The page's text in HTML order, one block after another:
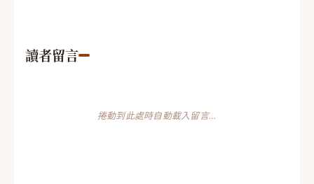
讀者留言
捲動到此處時自動載入留言…